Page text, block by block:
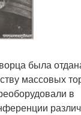
была
массовых
в